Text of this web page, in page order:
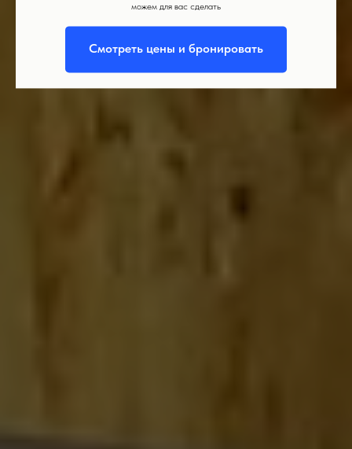
можем для вас сделать
Смотреть цены и бронировать